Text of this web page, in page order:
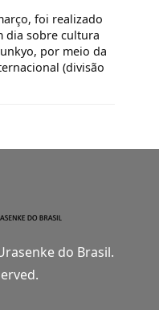
foi realizado
dia sobre cultura
por meio da
(divisão
do Brasil.